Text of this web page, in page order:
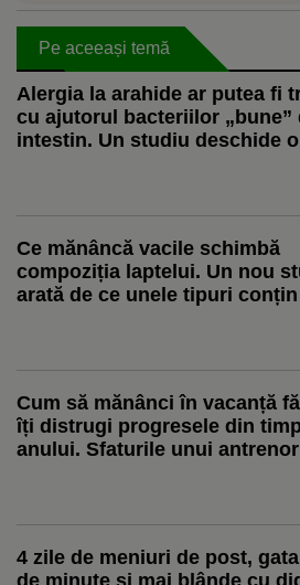
Pe aceeași temă
Alergia la arahide ar putea fi
cu ajutorul bacteriilor „bune”
intestin. Un studiu deschide
Ce mănâncă vacile schimbă
compoziția laptelui. Un nou
arată de ce unele tipuri
Cum să mănânci în vacanță
îți distrugi progresele din
anului. Sfaturile unui antrenor
4 zile de meniuri de post,
de minute și mai blânde cu